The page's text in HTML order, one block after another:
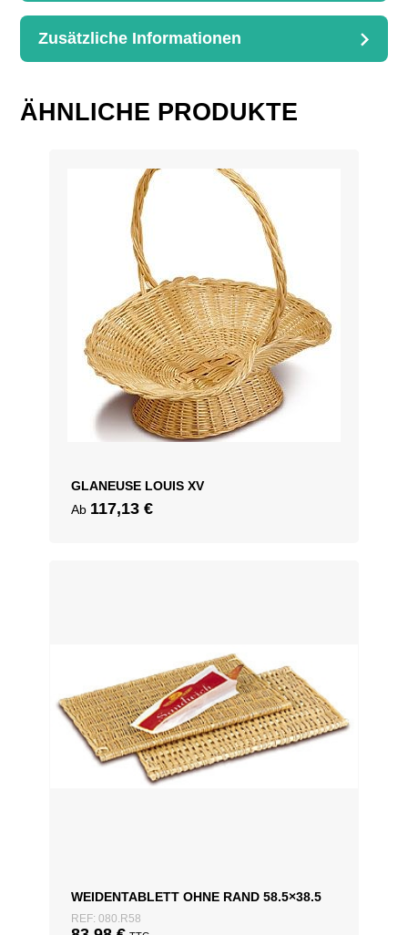
BESCHREIBUNG
Zusätzliche Informationen
INFORMATIONEN
Diamètre
ÄHNLICHE PRODUKTE
GLANEUSE LOUIS XV
Ab 117,13 €
WEIDENTABLETT OHNE RAND 58.5×38.5
REF: 080.R58